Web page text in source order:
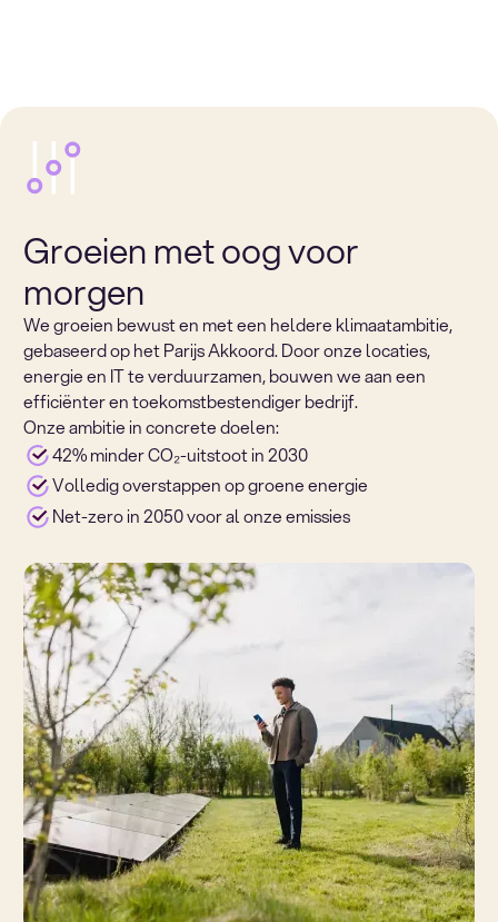
Groeien met oog voor
morgen
We groeien bewust en met een heldere klimaatambitie,
gebaseerd op het Parijs Akkoord. Door onze locaties,
energie en IT te verduurzamen, bouwen we aan een
efficiënter en toekomstbestendiger bedrijf.
Onze ambitie in concrete doelen:
42% minder CO₂-uitstoot in 2030
Volledig overstappen op groene energie
Net-zero in 2050 voor al onze emissies